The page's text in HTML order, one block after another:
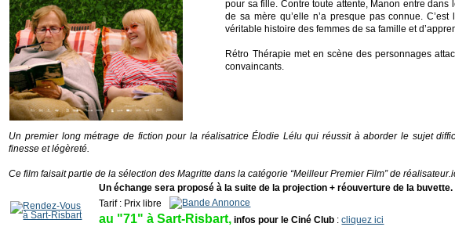
pour sa fille. Contre toute attente, Manon entre dans
de sa mère qu’elle n’a presque pas connue.
véritable histoire des femmes de sa famille et
Rétro Thérapie met en scène des personnages
convaincants.
Un premier long métrage de fiction pour la réalisatrice Élodie Lélu qui réussit à aborder le sujet
finesse et légèreté.
Ce film faisait partie de la sélection des Magritte dans la catégorie “Meilleur Premier Film” de
Un échange sera proposé à la suite de la projection + réouverture de la buvette.
Tarif : Prix libre
au "71" à Sart-Risbart, infos pour le Ciné Club :cliquez ici